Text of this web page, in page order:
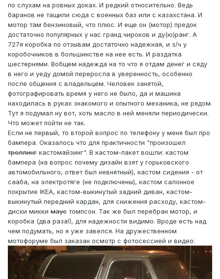
по слухам на ровных доках. И редкий относительно. Ведь
баранов не тащили сюда с военных баз или с казахстана. И
мотор там бензиновый, что плюс. И еще он (мотор) предок
достаточно популярных у нас гранд чироков и ду(ю)ранг. А
727я коробка по отзывам достаточно надежная, и з/ч у
коробочников в большинстве на нее есть. И раздатка
шестернями. Вобщем надежда на то что я отдам денег и сяду
в него и уеду домой переросла в уверенность, особенно
после общения с владельцем. Человек занятой,
фотографировать время у него не было, да и машина
находилась в руках знакомого и опытного механика, не рядом.
Тут я подумал ну вот, хоть масло в ней меняли периодически.
Что может пойти не так.
Если не первый, то второй вопрос по телефону у меня был про
бампера. Оказалось что для практичности "произошел
троллинг кастомайзинг". В кастом-пакет вошли: кастом
бампера (на вопрос почему дизайн взят у горьковского
автомобильного, ответ был невнятный), кастом сидения - от
сааба, на электротяге (не подключены), кастом салонное
покрытие IKEA, кастом-выкинутый задний диван, кастом-
выкинутый передний кардан, для снижения расходу, кастом-
диски микки маус томпсон. Так же был перебран мотор, и
коробка (два раза!), для надежности видимо. Вроде есть над
чем подумать, но я уже завелся. На дружественном
мотофоруме был заказан осмотр с фотосессией и видео: